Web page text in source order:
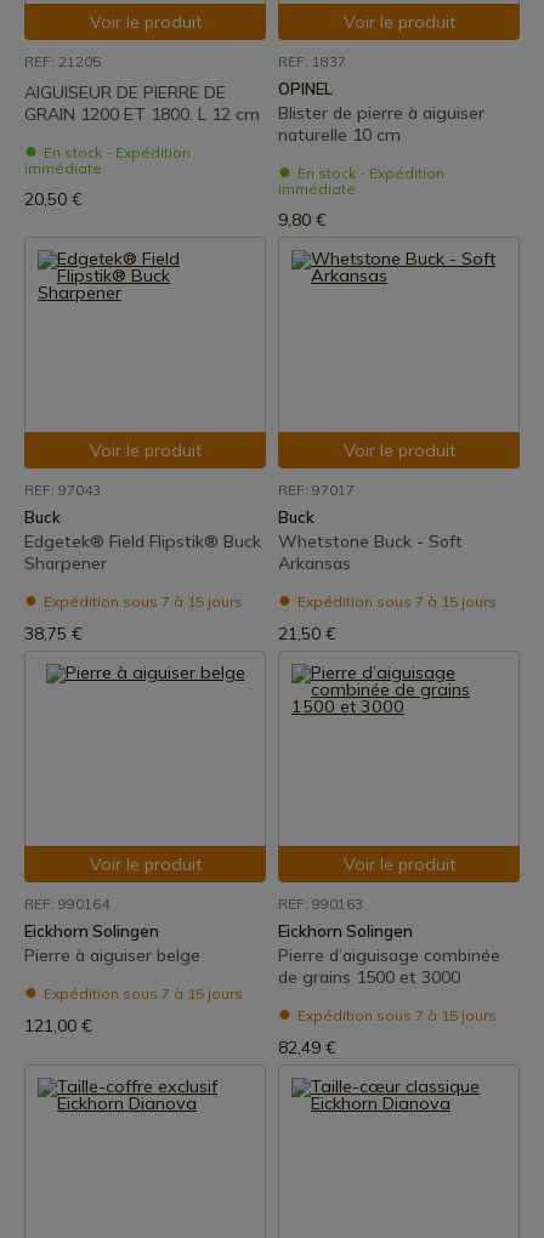
Voir le produit
REF: 21205
AIGUISEUR DE PIERRE DE
GRAIN 1200 ET 1800. L 12 cm
En stock - Expédition
immédiate
20,50 €
Voir le produit
REF: 1837
OPINEL
Blister de pierre à aiguiser
naturelle 10 cm
En stock - Expédition
immédiate
9,80 €
Voir le produit
REF: 97043
Buck
Edgetek® Field Flipstik® Buck
Sharpener
Expédition sous 7 à 15 jours
38,75 €
Voir le produit
REF: 97017
Buck
Whetstone Buck - Soft
Arkansas
Expédition sous 7 à 15 jours
21,50 €
Voir le produit
REF: 990164
Eickhorn Solingen
Pierre à aiguiser belge
Expédition sous 7 à 15 jours
121,00 €
Voir le produit
REF: 990163
Eickhorn Solingen
Pierre d’aiguisage combinée
de grains 1500 et 3000
Expédition sous 7 à 15 jours
82,49 €